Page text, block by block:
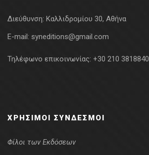
Διεύθυνση: Καλλιδρομίου 30, Αθήνα
E-mail: syneditions@gmail.com
Τηλέφωνο επικοινωνίας: +30 210 3818840
ΧΡΉΣΙΜΟΙ ΣΎΝΔΕΣΜΟΙ
Φίλοι των Εκδόσεων